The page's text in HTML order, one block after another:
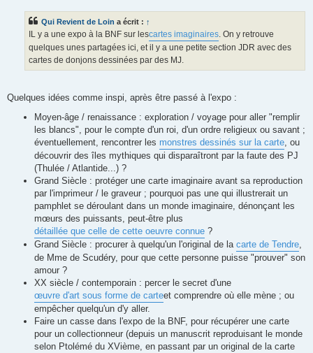
Qui Revient de Loin a écrit : ↑
IL y a une expo à la BNF sur lescartes imaginaires . On y retrouve
quelques unes partagées ici, et il y a une petite section JDR avec des
cartes de donjons dessinées par des MJ.
Quelques idées comme inspi, après être passé à l'expo :
Moyen-âge / renaissance : exploration / voyage pour aller "remplir
les blancs", pour le compte d'un roi, d'un ordre religieux ou savant ;
éventuellement, rencontrer les monstres dessinés sur la carte, ou
découvrir des îles mythiques qui disparaîtront par la faute des PJ
(Thulée / Atlantide...) ?
Grand Siècle : protéger une carte imaginaire avant sa reproduction
par l'imprimeur / le graveur ; pourquoi pas une qui illustrerait un
pamphlet se déroulant dans un monde imaginaire, dénonçant les
mœurs des puissants, peut-être plus
détaillée que celle de cette oeuvre connue ?
Grand Siècle : procurer à quelqu'un l'original de la carte de Tendre,
de Mme de Scudéry, pour que cette personne puisse "prouver" son
amour ?
XX siècle / contemporain : percer le secret d'une
œuvre d'art sous forme de carteet comprendre où elle mène ; ou
empêcher quelqu'un d'y aller.
Faire un casse dans l'expo de la BNF, pour récupérer une carte
pour un collectionneur (depuis un manuscrit reproduisant le monde
selon Ptolémé du XVième, en passant par un original de la carte